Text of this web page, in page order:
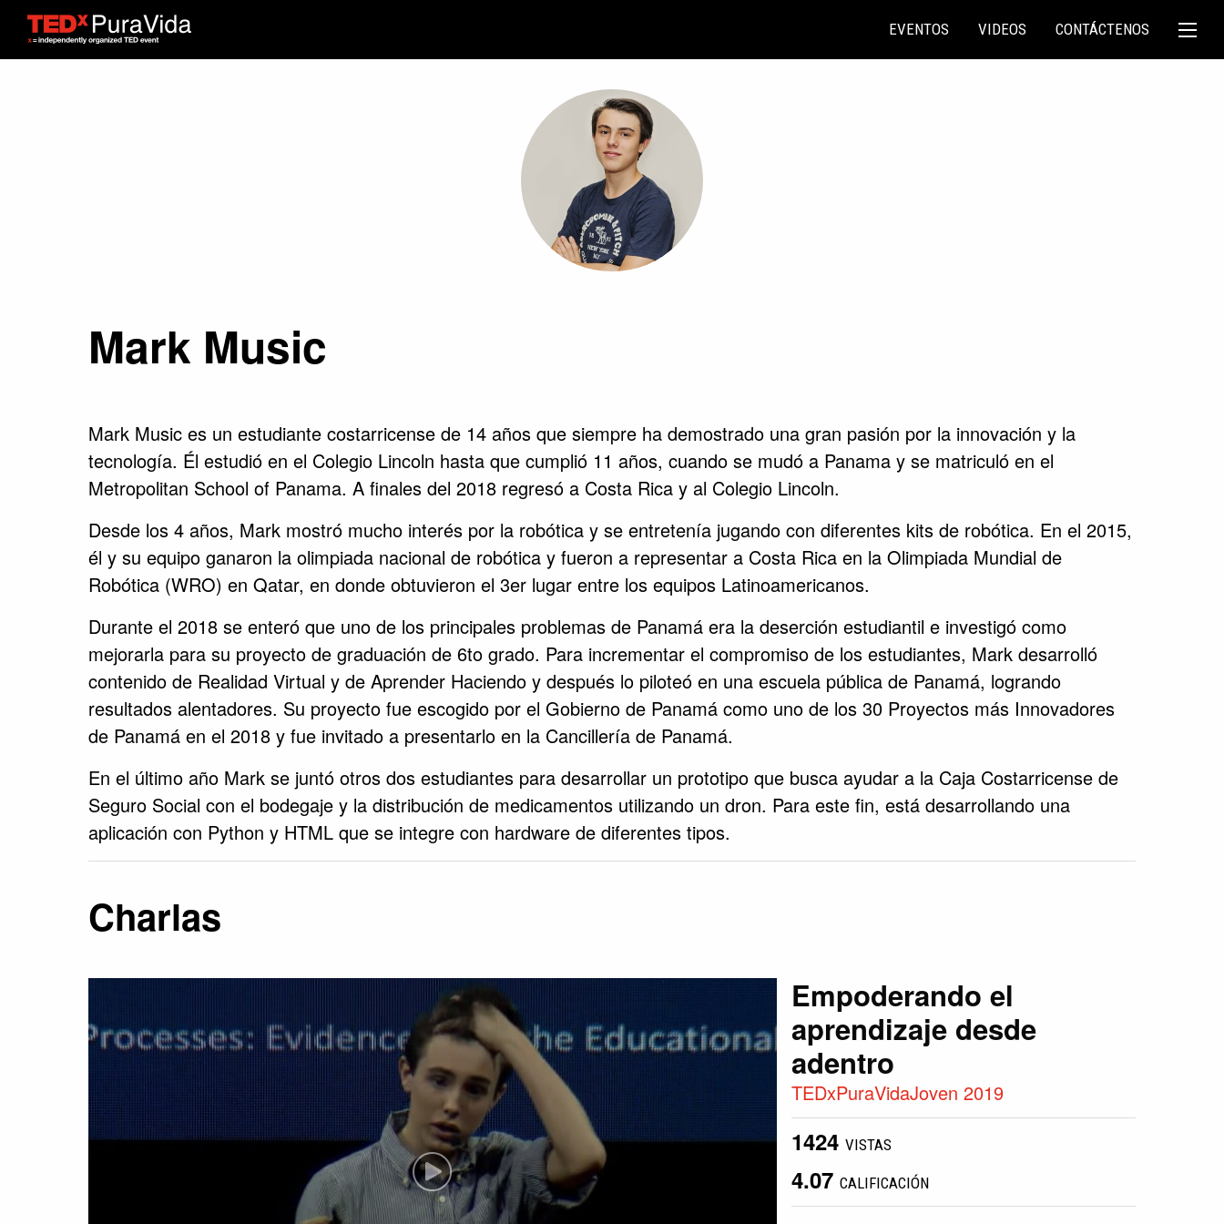
EVENTOS VIDEOS CONTÁCTENOS
Mark Music
Mark Music es un estudiante costarricense de 14 años que siempre ha demostrado una gran pasión por la innovación y la
tecnología. Él estudió en el Colegio Lincoln hasta que cumplió 11 años, cuando se mudó a Panama y se matriculó en el
Metropolitan School of Panama. A finales del 2018 regresó a Costa Rica y al Colegio Lincoln.
Desde los 4 años, Mark mostró mucho interés por la robótica y se entretenía jugando con diferentes kits de robótica. En el 2015,
él y su equipo ganaron la olimpiada nacional de robótica y fueron a representar a Costa Rica en la Olimpiada Mundial de
Robótica (WRO) en Qatar, en donde obtuvieron el 3er lugar entre los equipos Latinoamericanos.
Durante el 2018 se enteró que uno de los principales problemas de Panamá era la deserción estudiantil e investigó como
mejorarla para su proyecto de graduación de 6to grado. Para incrementar el compromiso de los estudiantes, Mark desarrolló
contenido de Realidad Virtual y de Aprender Haciendo y después lo piloteó en una escuela pública de Panamá, logrando
resultados alentadores. Su proyecto fue escogido por el Gobierno de Panamá como uno de los 30 Proyectos más Innovadores
de Panamá en el 2018 y fue invitado a presentarlo en la Cancillería de Panamá.
En el último año Mark se juntó otros dos estudiantes para desarrollar un prototipo que busca ayudar a la Caja Costarricense de
Seguro Social con el bodegaje y la distribución de medicamentos utilizando un dron. Para este fin, está desarrollando una
aplicación con Python y HTML que se integre con hardware de diferentes tipos.
Charlas
Empoderando el
aprendizaje desde
adentro
TEDxPuraVidaJoven 2019
1424 VISTAS
4.07 CALIFICACIÓN